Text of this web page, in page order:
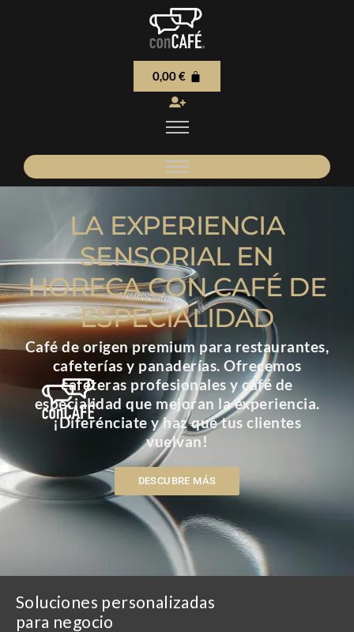
0,00€
LA EXPERIENCIA
SENSORIAL EN
HORECA CON CAFÉ DE
ESPECIALIDAD
Café de origen premium para restaurantes,
cafeterías y panaderías. Ofrecemos
cafeteras profesionales y café de
especialidad que mejoran la experiencia.
¡Diferénciate y haz que tus clientes
vuelvan!
DESCUBRE MÁS
Soluciones personalizadas
para negocio